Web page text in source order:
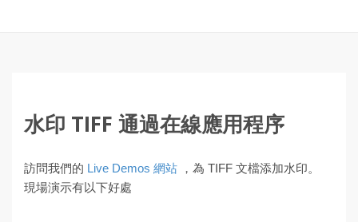
水印 TIFF 通過在線應用程序
訪問我們的 Live Demos 網站 ，為 TIFF 文檔添加水印。
現場演示有以下好處